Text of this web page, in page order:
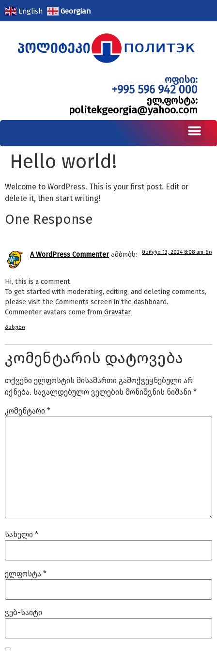
English Georgian
ოფისი:
+995 596 942 000
ელ.ფოსტა:
politekgeorgia@yahoo.com
Hello world!
Welcome to WordPress. This is your first post. Edit or
delete it, then start writing!
One Response
A WordPress Commenter ამბობს: მარტი 13, 2024 8:08 am-ში
Hi, this is a comment.
To get started with moderating, editing, and deleting comments,
please visit the Comments screen in the dashboard.
Commenter avatars come from Gravatar.
პასუხი
კომენტარის დატოვება
თქვენი ელფოსტის მისამართი გამოქვეყნებული არ
იქნება. სავალდებულო ველების მონიშვნის ნიშანი *
კომენტარი *
სახელი *
ელფოსტა *
ვებ-საიტი